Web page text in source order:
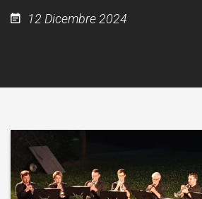
12 Dicembre 2024